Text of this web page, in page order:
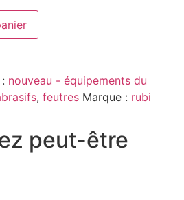
nouveau - équipements du
, feutres Marque : rubi
peut-être